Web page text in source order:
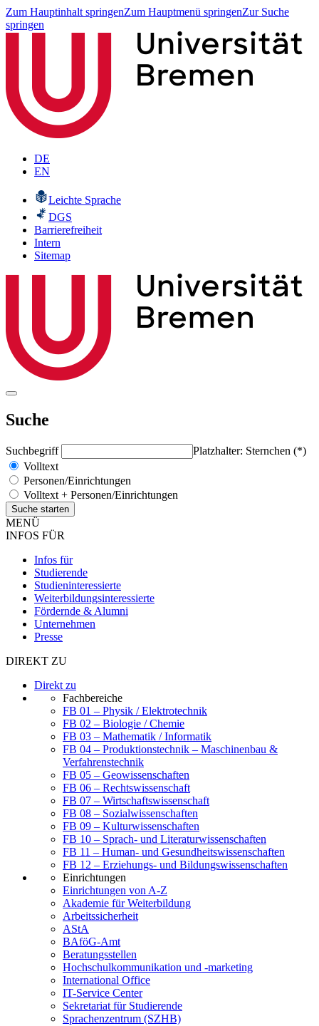
Zum Hauptinhalt springenZum Hauptmenü springenZur Suche
springen
DE
EN
Leichte Sprache
DGS
Barrierefreiheit
Intern
Sitemap
Suche
Suchbegriff
Platzhalter: Sternchen (*)
Volltext
Personen/Einrichtungen
Volltext + Personen/Einrichtungen
MENÜ
INFOS FÜR
Infos für
Studierende
Studieninteressierte
Weiterbildungsinteressierte
Fördernde & Alumni
Unternehmen
Presse
DIREKT ZU
Direkt zu
Fachbereiche
FB 01 – Physik / Elektrotechnik
FB 02 – Biologie / Chemie
FB 03 – Mathematik / Informatik
FB 04 – Produktionstechnik – Maschinenbau &
Verfahrenstechnik
FB 05 – Geowissenschaften
FB 06 – Rechtswissenschaft
FB 07 – Wirtschaftswissenschaft
FB 08 – Sozialwissenschaften
FB 09 – Kulturwissenschaften
FB 10 – Sprach- und Literaturwissenschaften
FB 11 – Human- und Gesundheitswissenschaften
FB 12 – Erziehungs- und Bildungswissenschaften
Einrichtungen
Einrichtungen von A-Z
Akademie für Weiterbildung
Arbeitssicherheit
AStA
BAföG-Amt
Beratungsstellen
Hochschulkommunikation und -marketing
International Office
IT-Service Center
Sekretariat für Studierende
Sprachenzentrum (SZHB)